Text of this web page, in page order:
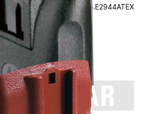
Vårt art.nr 05.E2944ATEX
1480mAh
ENERGITILLBEHÖR